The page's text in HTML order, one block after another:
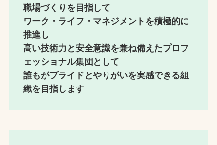
職場づくりを目指して
ワーク・ライフ・マネジメントを積極的に
推進し
高い技術力と安全意識を兼ね備えたプロフ
ェッショナル集団として
誰もがプライドとやりがいを実感できる組
織を目指します